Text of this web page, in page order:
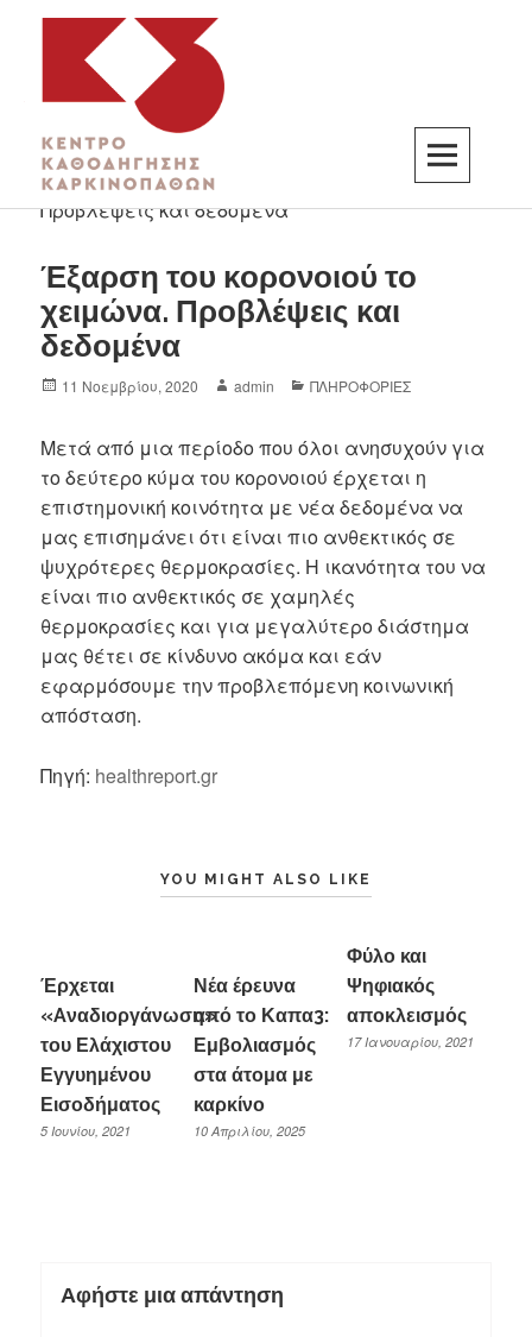
K3
ΚΕΝΤΡΟ ΚΑΘΟΔΗΓΗΣΗΣ ΚΑΡΚΙΝΟΠΑΘΩΝ
Έξαρση του κορονοιού το
χειμώνα. Προβλέψεις και
δεδομένα
11 Νοεμβρίου, 2020 admin ΠΛΗΡΟΦΟΡΙΕΣ
Μετά από μια περίοδο που όλοι ανησυχούν για
το δεύτερο κύμα του κορονοιού έρχεται η
επιστημονική κοινότητα με νέα δεδομένα να
μας επισημάνει ότι είναι πιο ανθεκτικός σε
ψυχρότερες θερμοκρασίες. Η ικανότητα του να
είναι πιο ανθεκτικός σε χαμηλές
θερμοκρασίες και για μεγαλύτερο διάστημα
μας θέτει σε κίνδυνο ακόμα και εάν
εφαρμόσουμε την προβλεπόμενη κοινωνική
απόσταση.
Πηγή: healthreport.gr
YOU MIGHT ALSO LIKE
Έρχεται
«Aναδιοργάνωση»
του Ελάχιστου
Εγγυημένου
Εισοδήματος
5 Ιουνίου, 2021
Νέα έρευνα
από το Καπα3:
Εμβολιασμός
στα άτομα με
καρκίνο
10 Απριλίου, 2025
Φύλο και
Ψηφιακός
αποκλεισμός
17 Ιανουαρίου, 2021
Αφήστε μια απάντηση